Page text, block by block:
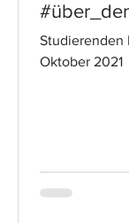
Studierenden
Oktober 2021